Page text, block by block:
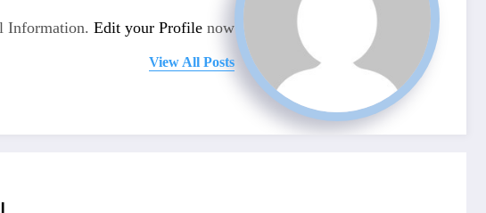
Information. Edit your Profile now.
View All Posts